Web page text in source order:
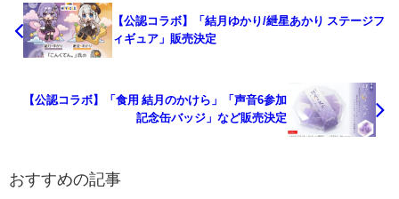
【公認コラボ】「結月ゆかり/紲星あかり ステージフ
ィギュア」販売決定
【公認コラボ】「食用 結月のかけら」「声音6参加
記念缶バッジ」など販売決定
おすすめの記事